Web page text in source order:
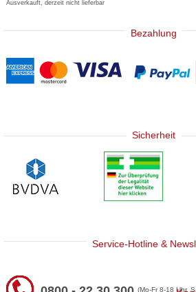
Ausverkauft, derzeit nicht lieferbar
Bezahlung
Sicherheit
Service-Hotline &
(Mo-Fr 8-18 Uhr,